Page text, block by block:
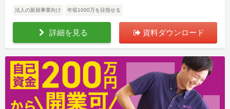
法人の新規事業向け 年収1000万を目指せる
詳細を見る 資料ダウンロード